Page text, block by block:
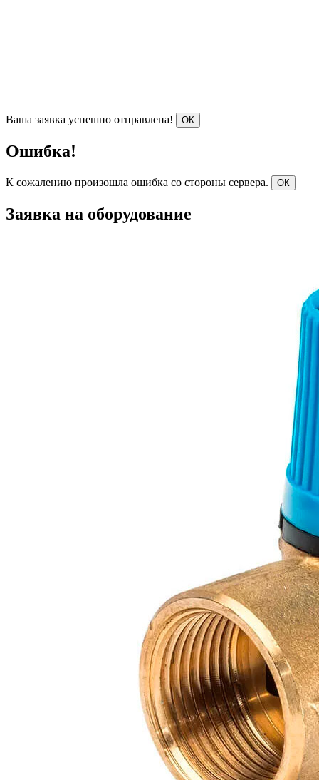
Ваша заявка успешно отправлена! ОК
Ошибка!
К сожалению произошла ошибка со стороны сервера. ОК
Заявка на оборудование